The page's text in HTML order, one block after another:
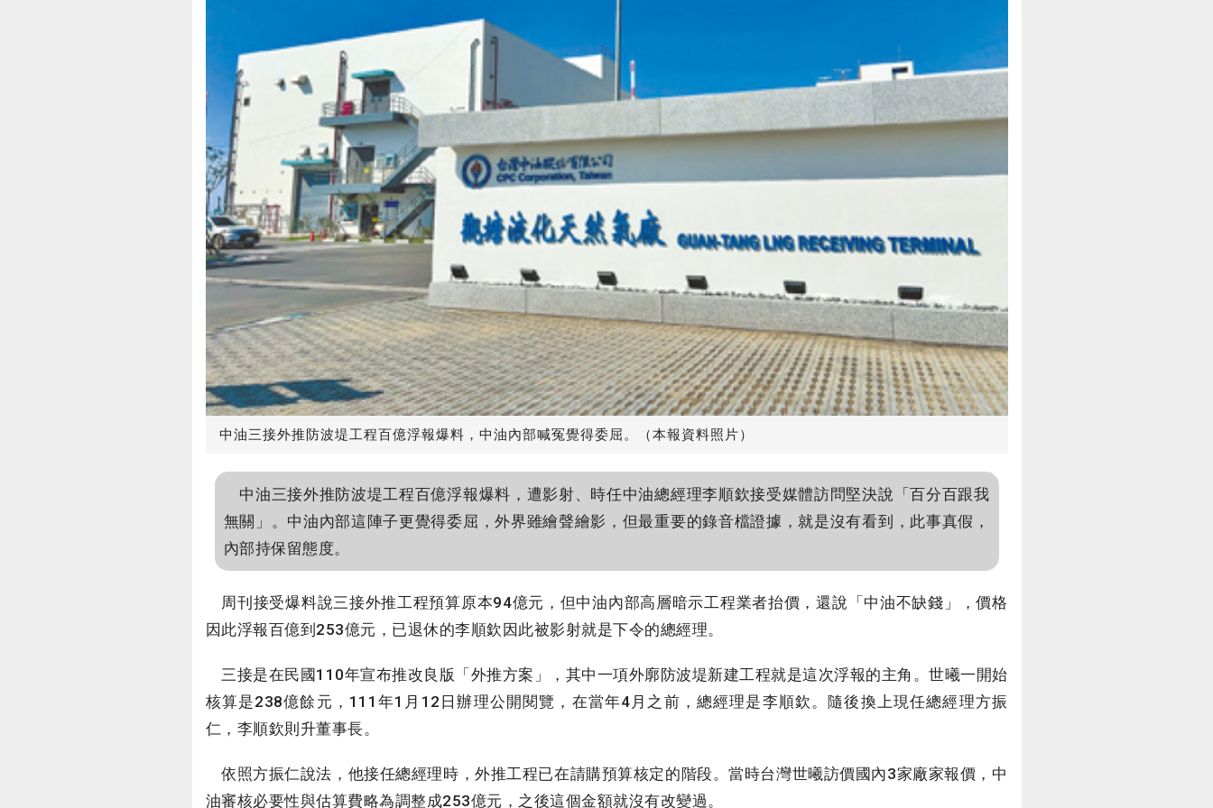
中油三接外推防波堤工程百億浮報爆料，中油內部喊冤覺得委屈。（本報資料照片）
中油三接外推防波堤工程百億浮報爆料，遭影射、時任中油總經理李順欽接受媒體訪問堅決說「百分百跟我
無關」。中油內部這陣子更覺得委屈，外界雖繪聲繪影，但最重要的錄音檔證據，就是沒有看到，此事真假，
內部持保留態度。
周刊接受爆料說三接外推工程預算原本94億元，但中油內部高層暗示工程業者抬價，還說「中油不缺錢」，價格
因此浮報百億到253億元，已退休的李順欽因此被影射就是下令的總經理。
三接是在民國110年宣布推改良版「外推方案」，其中一項外廓防波堤新建工程就是這次浮報的主角。世曦一開始
核算是238億餘元，111年1月12日辦理公開閱覽，在當年4月之前，總經理是李順欽。隨後換上現任總經理方振
仁，李順欽則升董事長。
依照方振仁說法，他接任總經理時，外推工程已在請購預算核定的階段。當時台灣世曦訪價國內3家廠家報價，中
油審核必要性與估算費略為調整成253億元，之後這個金額就沒有改變過。